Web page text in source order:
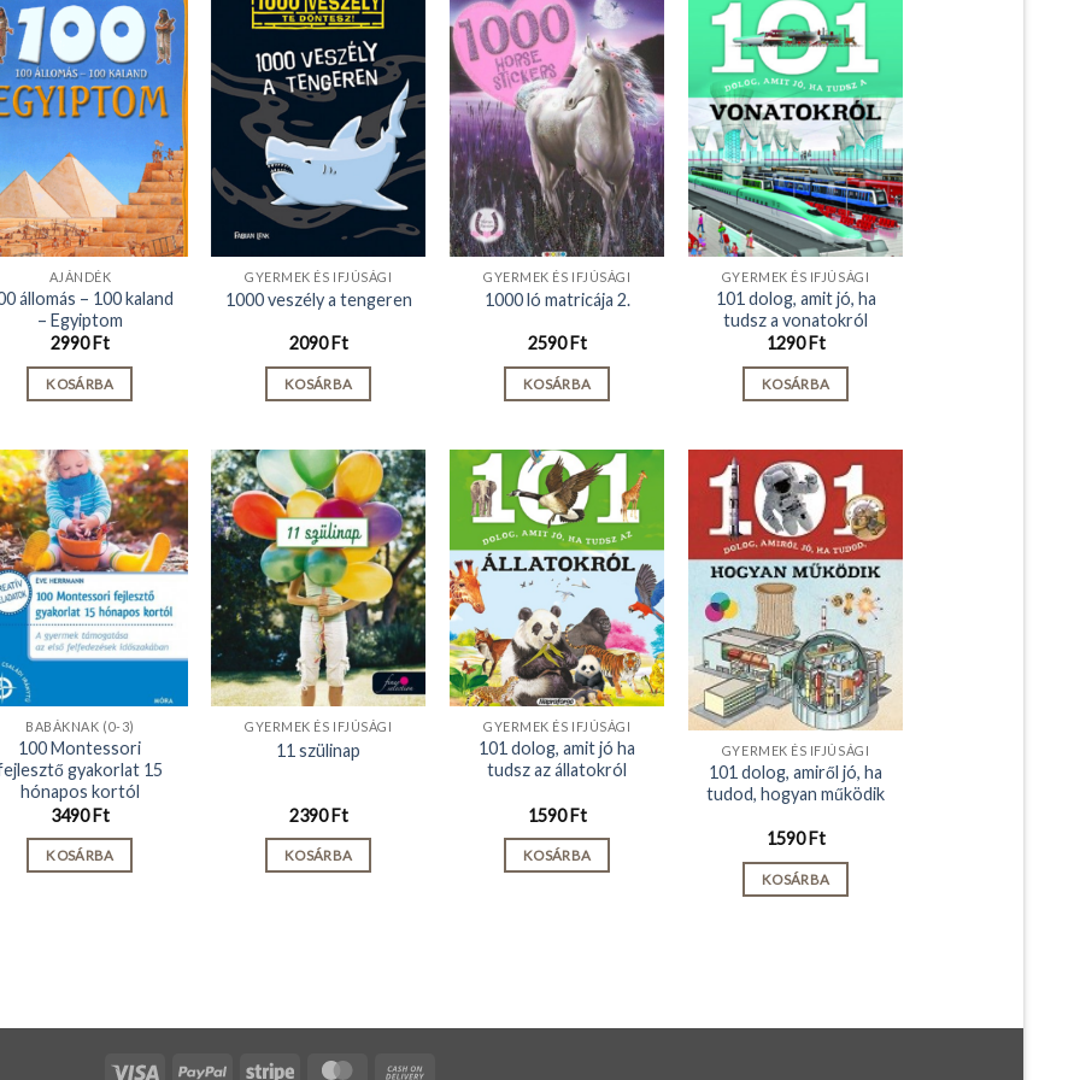
AJÁNDÉK
állomás – 100 kaland
– Egyiptom
2990Ft
KOSÁRBA
GYERMEK ÉS IFJÚSÁGI
1000 veszély a tengeren
2090Ft
KOSÁRBA
GYERMEK ÉS IFJÚSÁGI
1000 ló matricája 2.
2590Ft
KOSÁRBA
GYERMEK ÉS IFJÚSÁGI
101 dolog, amit jó, ha
tudsz a vonatokról
1290Ft
KOSÁRBA
BABÁKNAK (0-3)
100 Montessori
gyakorlat 15
hónapos kortól
3490Ft
KOSÁRBA
GYERMEK ÉS IFJÚSÁGI
11 szülinap
2390Ft
KOSÁRBA
GYERMEK ÉS IFJÚSÁGI
101 dolog, amit jó ha
tudsz az állatokról
1590Ft
KOSÁRBA
GYERMEK ÉS IFJÚSÁGI
101 dolog, amiről jó, ha
tudod, hogyan működik
1590Ft
KOSÁRBA
Visa PayPal Stripe MasterCard